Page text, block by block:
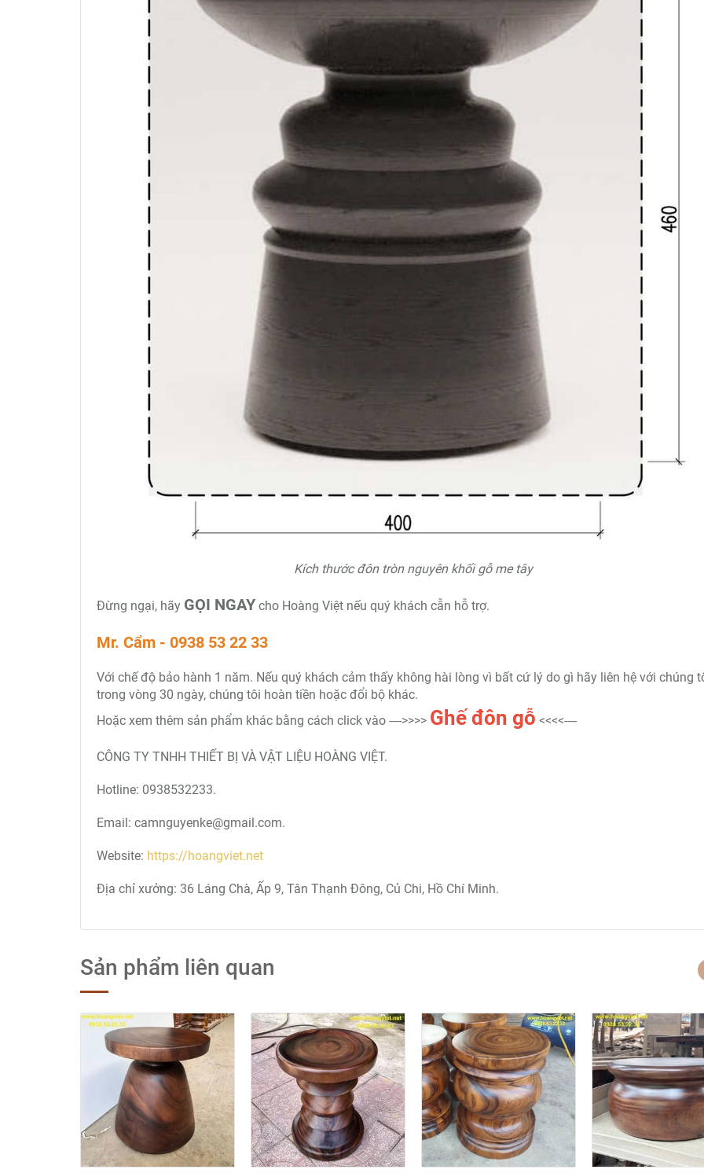
Kích thước đôn tròn nguyên khối gỗ me tây
Đừng ngại, hãy GỌI NGAY cho Hoàng Việt nếu quý khách cẫn hỗ trợ.
Mr. Cẩm - 0938 53 22 33
Với chế độ bảo hành 1 năm. Nếu quý khách cảm thấy không hài lòng vì bất cứ lý do gì hãy liên hệ với chúng
trong vòng 30 ngày, chúng tôi hoàn tiền hoặc đổi bộ khác.
Hoặc xem thêm sản phẩm khác bằng cách click vào ---->>>> Ghế đôn gỗ <<<<----
CÔNG TY TNHH THIẾT BỊ VÀ VẬT LIỆU HOÀNG VIỆT.
Hotline: 0938532233.
Email: camnguyenke@gmail.com.
Website: https://hoangviet.net
Địa chỉ xưởng: 36 Láng Chà, Ấp 9, Tân Thạnh Đông, Củ Chi, Hồ Chí Minh.
Sản phẩm liên quan